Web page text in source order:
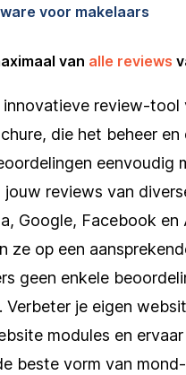
voor makelaars
van alle reviews
review-tool
die het beheer
eenvoudig
jouw reviews van
Google, Facebook en
ze op een
geen enkele
Verbeter je eigen
modules en
beste vorm van